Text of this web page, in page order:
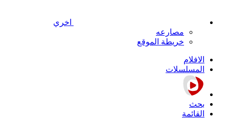
اخري
مصارعه
خريطة الموقع
الافلام
المسلسلات
بحث
القائمة